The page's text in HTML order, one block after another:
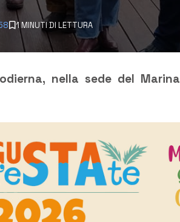
1 MINUTI DI LETTURA
nella sede del